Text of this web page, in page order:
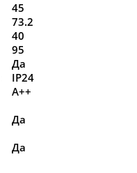
45
73.2
40
95
Да
IP24
A++
Да
Да